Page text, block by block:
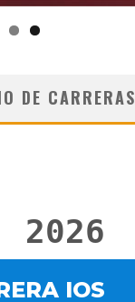
DE CARRERAS
2026
IOS